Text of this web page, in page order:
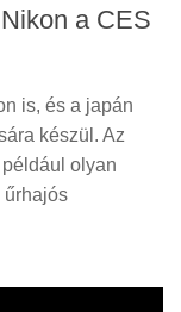
a CES
is, és a japán
készül. Az
olyan
űrhajós